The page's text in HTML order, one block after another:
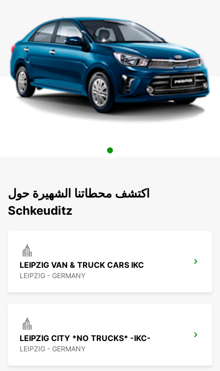
اكتشف محطاتنا الشهيرة حول
Schkeuditz
LEIPZIG VAN & TRUCK CARS IKC
LEIPZIG - GERMANY
LEIPZIG CITY *NO TRUCKS* -IKC-
LEIPZIG - GERMANY